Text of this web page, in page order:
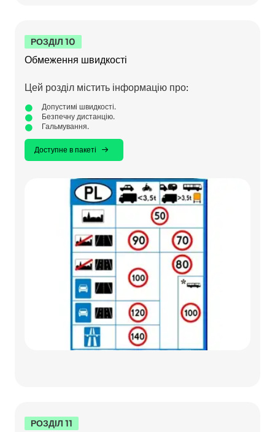
РОЗДІЛ 10
Обмеження швидкості
Цей розділ містить інформацію про:
Допустимі швидкості.
Безпечну дистанцію.
Гальмування.
Доступне в пакеті
РОЗДІЛ 11